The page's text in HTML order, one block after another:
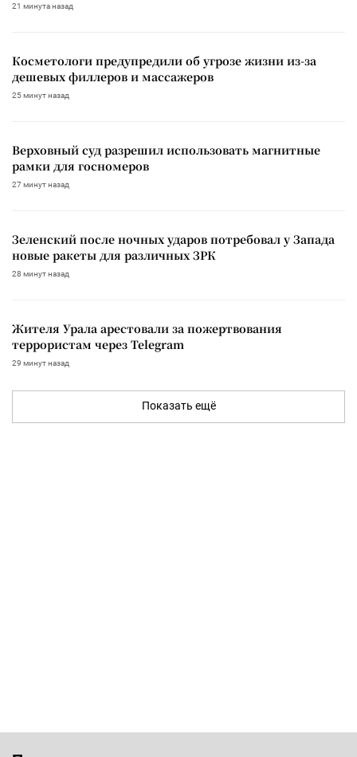
21 минута назад
Косметологи предупредили об угрозе жизни из-за
дешевых филлеров и массажеров
25 минут назад
Верховный суд разрешил использовать магнитные
рамки для госномеров
27 минут назад
Зеленский после ночных ударов потребовал у Запада
новые ракеты для различных ЗРК
28 минут назад
Жителя Урала арестовали за пожертвования
террористам через Telegram
29 минут назад
Показать ещё